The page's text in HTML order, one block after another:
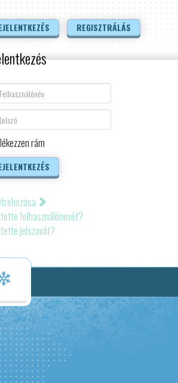
REGISZTRÁLÁS
rám
felhasználónevét?
jelszavát?